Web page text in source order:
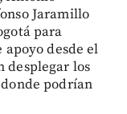
Jaramillo
para
desde el
desplegar los
podrían